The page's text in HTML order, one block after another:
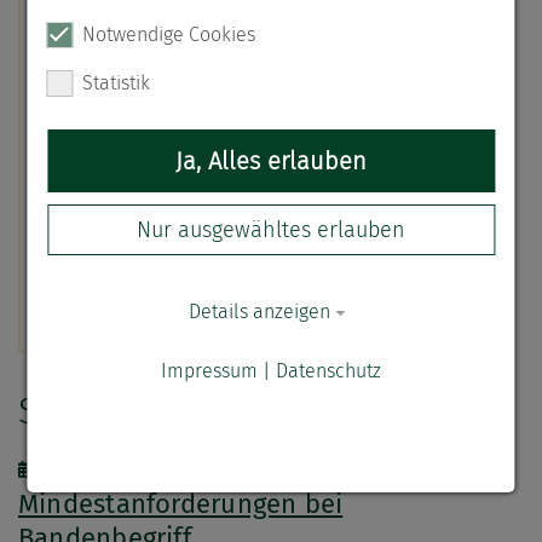
Bewertung vom 13.07.2026
Rechtsanwalt Reinhard Röthig bewerten
Bewertungen werden von anwalt.de nicht ohne Anlass überprüft.
Weitere Informationen unterwww.anwalt.de/bewertungsrichtlinien.
Strafrecht Aktuell
Mindestanforderungen bei
Notwendige Cookies
Statistik
Ja, Alles erlauben
Nur ausgewähltes erlauben
Details anzeigen
Impressum Datenschutz